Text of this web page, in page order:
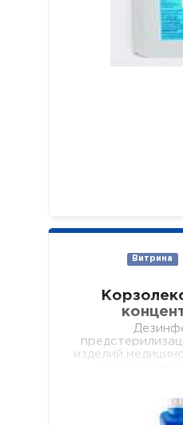
Витрина
изделий